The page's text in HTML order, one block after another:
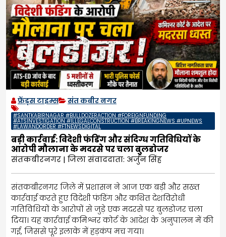
फ्रेंड्स टाइम्स संत कबीर नगर
#SANTKABIRNAGAR #BULLDOZERACTION #FOREIGNFUNDING
#ATSINVESTIGATION #ILLEGALCONSTRUCTION #BREAKINGNEWS #UPNEWS
#LAWANDORDER #FTNEWSDIGITAL
बड़ी कार्रवाई: विदेशी फंडिंग और संदिग्ध गतिविधियों के
आरोपी मौलाना के मदरसे पर चला बुलडोजर
संतकबीरनगर | जिला संवाददाता: अर्जुन सिंह
संतकबीरनगर जिले में प्रशासन ने आज एक बड़ी और सख्त
कार्रवाई करते हुए विदेशी फंडिंग और कथित देशविरोधी
गतिविधियों के आरोपों से जुड़े एक मदरसे पर बुलडोजर चला
दिया। यह कार्रवाई कमिश्नर कोर्ट के आदेश के अनुपालन में की
गई, जिससे पूरे इलाके में हड़कंप मच गया।